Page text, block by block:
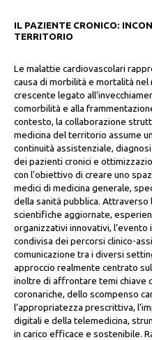
IL PAZIENTE CRONICO:
TERRITORIO
Le malattie cardiovascolari
causa di morbilità e mortalità
crescente legato
comorbilità e alla
contesto, la collaborazione
medicina del territorio assume
continuità assistenziale,
dei pazienti cronici e
con l'obiettivo di creare uno
medici di medicina generale,
della sanità pubblica.
scientifiche aggiornate,
organizzativi innovativi,
condivisa dei percorsi clinico-
comunicazione tra i diversi
approccio realmente centrato
inoltre di affrontare temi chiave
coronariche, dello scompenso
l’appropriatezza prescrittiva,
digitali e della telemedicina,
in carico efficace e sostenibile.